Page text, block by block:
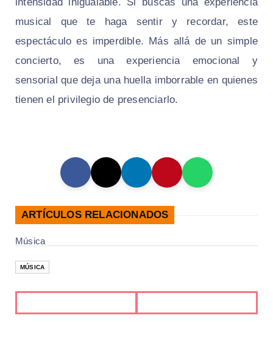
musical que te haga sentir y recordar, este
espectáculo es imperdible. Más allá de un simple
concierto, es una experiencia emocional y
sensorial que deja una huella imborrable en quienes
tienen el privilegio de presenciarlo.
ARTÍCULOS RELACIONADOS
Música
MÚSICA